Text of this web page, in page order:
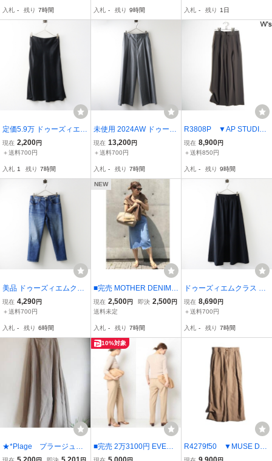
ンツ 34 ベージュ／【240
0014998535】
入札 - 残り 7時間 入札 - 残り 9時間
ワイド【240001505503
入札 - 残り 1日
定価5.9万 ドゥーズィエム
クラス Deuxieme Classe
PROTAGONIST プロタゴ
S■ブラック【240001509
現在 2,200円
＋送料700円
入札 1 残り 7時間
未使用 2024AW ドゥーズ
ィエムクラス Deuxieme
Classe Clean Tuck パン
ムス スラックス 【24000
14792539】
現在 13,200円
＋送料700円
入札 - 残り 7時間
R3808P ▼AP STUDIO
エーピーストゥディオ▼
25SS ハイパーストレ
ジョーゼット 1タック ワ
イドパンツ 春夏
現在 8,900円
＋送料850円
入札 - 残り 9時間
美品 ドゥーズィエムクラ
ス Deuxieme Classe SLV
RLAKE シルバーレイク
ンツ 29‖ブルー 【240001
5043203】
現在 4,290円
＋送料700円
入札 - 残り 6時間
NEW
■完売 MOTHER DENIM ×
アパルトモン INSIDER C
ROP デニム スカート 23
現在 2,500円 即決 2,500円
送料未定
入札 - 残り 7時間
ドゥーズィエムクラス De
uxieme Classe扱 セルリ
CELERI ストレッチナイ
ート F ブラック┃■【240
現在 8,690円
＋送料700円
入札 - 残り 7時間
★*Plage プラージュ
リネンフレアマキシスカ
10%対象
■完売 2万3100円 EVERY
DAY I LIKE. スリットテー
R4279f50 ▼MUSE Deu
xieme Classe ドゥーズィ